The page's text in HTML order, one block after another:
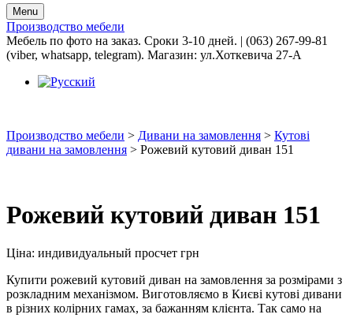
Menu
Производство мебели
Мебель по фото на заказ. Сроки 3-10 дней. | (063) 267-99-81
(viber, whatsapp, telegram). Магазин: ул.Хоткевича 27-А
Производство мебели > Дивани на замовлення > Кутові
дивани на замовлення > Рожевий кутовий диван 151
Рожевий кутовий диван 151
Ціна: индивидуальный просчет грн
Купити рожевий кутовий диван на замовлення за розмірами з
розкладним механізмом. Виготовляємо в Києві кутові дивани
в різних колірних гамах, за бажанням клієнта. Так само на